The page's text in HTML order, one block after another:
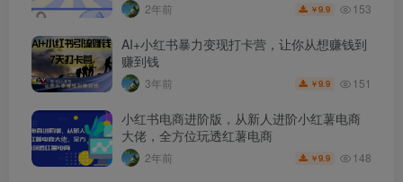
2年前 ￥9.9 153
AI+小红书暴力变现打卡营，让你从想赚钱到
赚到钱
3年前 ￥9.9 151
小红书电商进阶版，从新人进阶小红薯电商
大佬，全方位玩透红薯电商
2年前 ￥9.9 148